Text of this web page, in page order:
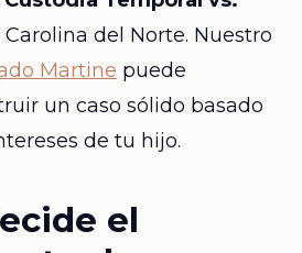
Carolina del Norte. Nuestro
Martine puede
un caso sólido basado
de tu hijo.
el